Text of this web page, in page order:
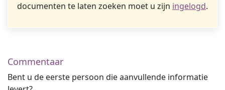
documenten te laten zoeken moet u zijn ingelogd.
Commentaar
Bent u de eerste persoon die aanvullende informatie